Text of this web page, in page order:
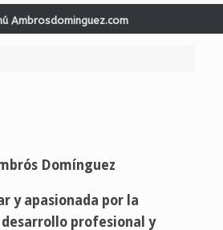
Ambrosdominguez.com
Domínguez
y apasionada por la
profesional y